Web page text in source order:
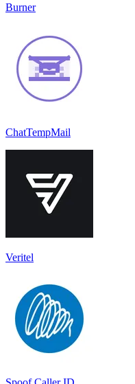
Burner
ChatTempMail
Veritel